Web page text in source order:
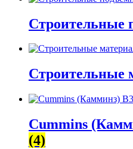
Строительные
Строительные
Cummins
(4)